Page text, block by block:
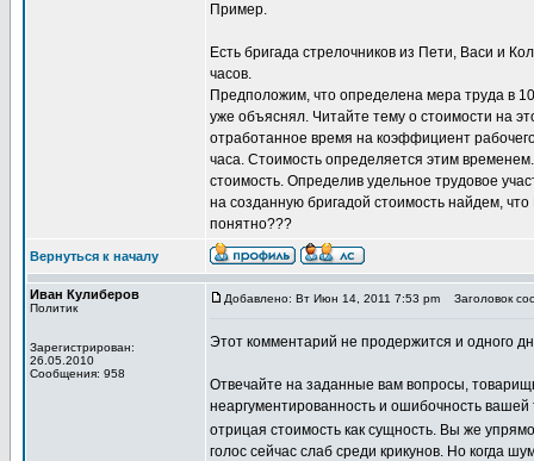
Пример.
Есть бригада стрелочников из Пети, Васи и
часов.
Предположим, что определена мера труда в
уже объяснял. Читайте тему о стоимости на
отработанное время на коэффициент
часа. Стоимость определяется этим
стоимость. Определив удельное трудовое
на созданную бригадой стоимость найдем,
понятно???
Вернуться к началу
Иван Кулиберов
Политик
Зарегистрирован:
26.05.2010
Сообщения: 958
Добавлено: Вт Июн 14, 2011 7:53 pm Заголовок
Этот комментарий не продержится и одного
Отвечайте на заданные вам вопросы,
неаргументированность и ошибочность
отрицая стоимость как сущность. Вы же
голос сейчас слаб среди крикунов. Но когда